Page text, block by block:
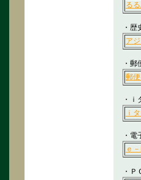
る
・歴
ア
・郵
郵
・ｉ
ｉ
・電
ｅ
・